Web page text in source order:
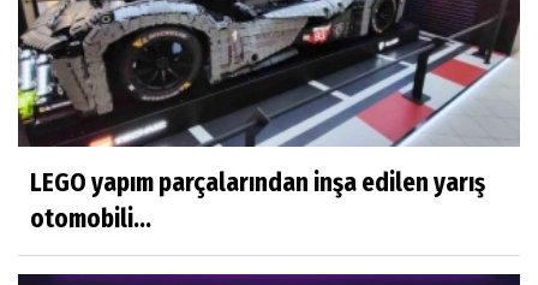
LEGO yapım parçalarından inşa edilen yarış
otomobili...